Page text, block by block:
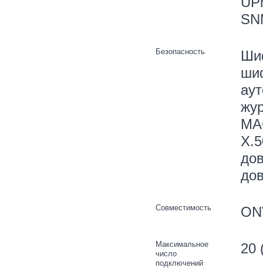
Безопасность
Совместимость
Максимальное
число
подключений
20